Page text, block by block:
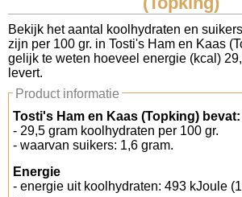
Koolhydraten tellen
Links
Bekijk het aantal koolhydraten en
zijn per 100 gr. in Tosti's Ham en Kaas
gelijk te weten hoeveel energie (kcal)
levert.
Product informatie
Tosti's Ham en Kaas (Topking) bevat:
- 29,5 gram koolhydraten per 100 gr.
- waarvan suikers: 1,6 gram.
Energie
- energie uit koolhydraten: 493 kJoule